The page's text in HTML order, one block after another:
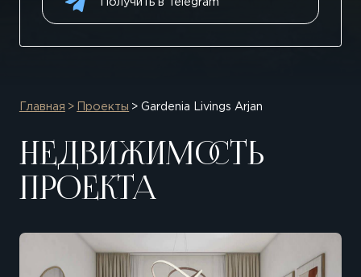
Получить в Telegram
Главная Проекты Gardenia Livings Arjan
НЕДВИЖИМОСТЬ
ПРОЕКТА